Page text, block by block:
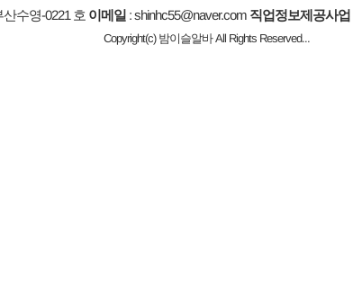
수영-0221 호 이메일 : shinhc55@naver.com 직업정보제공사업
Copyright(c) 밤이슬알바 All Rights Reserved...